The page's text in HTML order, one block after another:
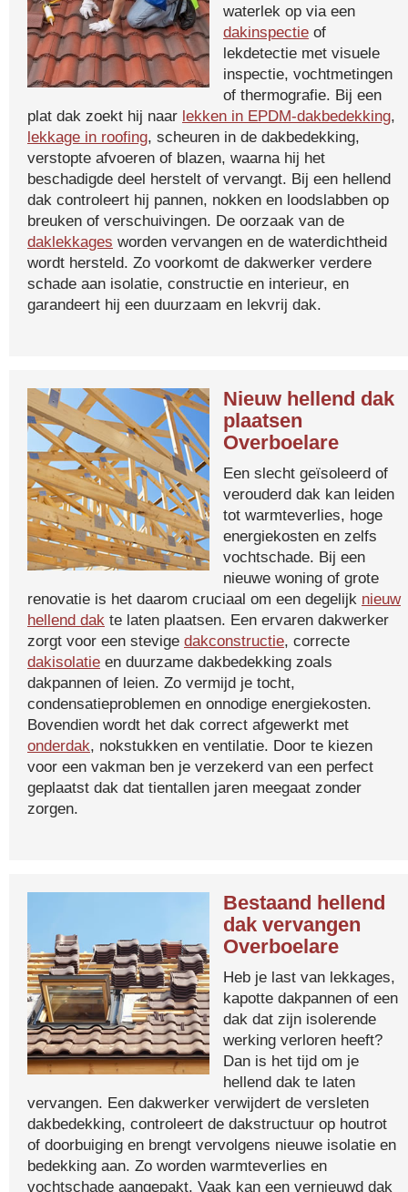
waterlek op via een
dakinspectie of
lekdetectie met visuele
inspectie, vochtmetingen
of thermografie. Bij een
plat dak zoekt hij naar lekken in EPDM-dakbedekking,
lekkage in roofing, scheuren in de dakbedekking,
verstopte afvoeren of blazen, waarna hij het
beschadigde deel herstelt of vervangt. Bij een hellend
dak controleert hij pannen, nokken en loodslabben op
breuken of verschuivingen. De oorzaak van de
daklekkages worden vervangen en de waterdichtheid
wordt hersteld. Zo voorkomt de dakwerker verdere
schade aan isolatie, constructie en interieur, en
garandeert hij een duurzaam en lekvrij dak.
Nieuw hellend dak
plaatsen
Overboelare
Een slecht geïsoleerd of
verouderd dak kan leiden
tot warmteverlies, hoge
energiekosten en zelfs
vochtschade. Bij een
nieuwe woning of grote
renovatie is het daarom cruciaal om een degelijk nieuw
hellend dak te laten plaatsen. Een ervaren dakwerker
zorgt voor een stevige dakconstructie, correcte
dakisolatie en duurzame dakbedekking zoals
dakpannen of leien. Zo vermijd je tocht,
condensatieproblemen en onnodige energiekosten.
Bovendien wordt het dak correct afgewerkt met
onderdak, nokstukken en ventilatie. Door te kiezen
voor een vakman ben je verzekerd van een perfect
geplaatst dak dat tientallen jaren meegaat zonder
zorgen.
Bestaand hellend
dak vervangen
Overboelare
Heb je last van lekkages,
kapotte dakpannen of een
dak dat zijn isolerende
werking verloren heeft?
Dan is het tijd om je
hellend dak te laten
vervangen. Een dakwerker verwijdert de versleten
dakbedekking, controleert de dakstructuur op houtrot
of doorbuiging en brengt vervolgens nieuwe isolatie en
bedekking aan. Zo worden warmteverlies en
vochtschade aangepakt. Vaak kan een vernieuwd dak